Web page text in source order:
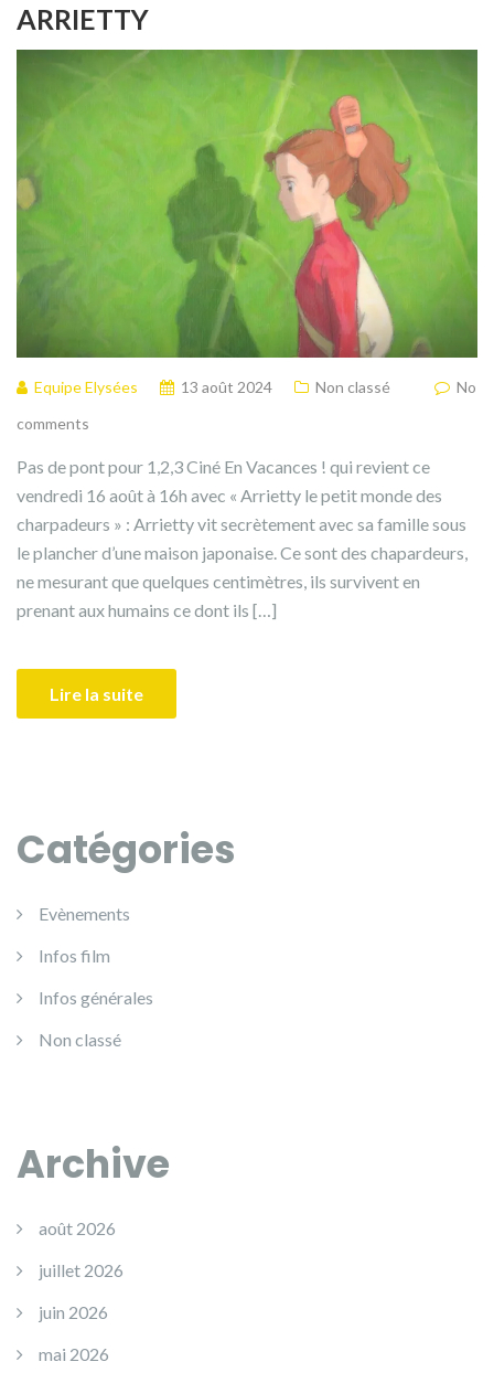
ARRIETTY
Equipe Elysées 13 août 2024 Non classé
No
comments
Pas de pont pour 1,2,3 Ciné En Vacances ! qui revient ce
vendredi 16 août à 16h avec « Arrietty le petit monde des
charpadeurs » : Arrietty vit secrètement avec sa famille sous
le plancher d’une maison japonaise. Ce sont des chapardeurs,
ne mesurant que quelques centimètres, ils survivent en
prenant aux humains ce dont ils […]
Lire la suite
Catégories
Evènements
Infos film
Infos générales
Non classé
Archive
août 2026
juillet 2026
juin 2026
mai 2026